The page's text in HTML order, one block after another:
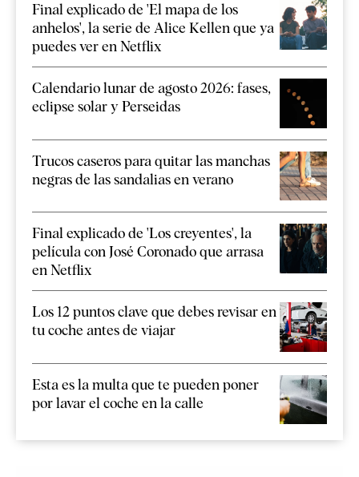
Final explicado de 'El mapa de los
anhelos', la serie de Alice Kellen que ya
puedes ver en Netflix
Calendario lunar de agosto 2026: fases,
eclipse solar y Perseidas
Trucos caseros para quitar las manchas
negras de las sandalias en verano
Final explicado de 'Los creyentes', la
película con José Coronado que arrasa
en Netflix
Los 12 puntos clave que debes revisar en
tu coche antes de viajar
Esta es la multa que te pueden poner
por lavar el coche en la calle